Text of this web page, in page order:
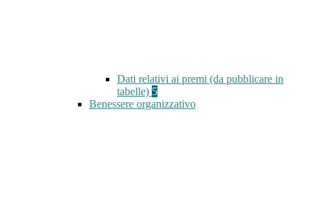
Dati relativi ai premi (da pubblicare in
tabelle) 5
Benessere organizzativo